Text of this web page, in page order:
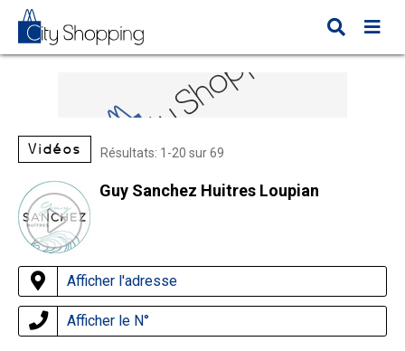
Vidéos Résultats: 1-20 sur 69
Guy Sanchez Huitres Loupian
Afficher l'adresse
Afficher le N°